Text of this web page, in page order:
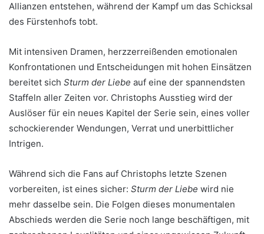
Allianzen entstehen, während der Kampf um das Schicksal
des Fürstenhofs tobt.
Mit intensiven Dramen, herzzerreißenden emotionalen
Konfrontationen und Entscheidungen mit hohen Einsätzen
bereitet sich Sturm der Liebe auf eine der spannendsten
Staffeln aller Zeiten vor. Christophs Ausstieg wird der
Auslöser für ein neues Kapitel der Serie sein, eines voller
schockierender Wendungen, Verrat und unerbittlicher
Intrigen.
Während sich die Fans auf Christophs letzte Szenen
vorbereiten, ist eines sicher: Sturm der Liebe wird nie
mehr dasselbe sein. Die Folgen dieses monumentalen
Abschieds werden die Serie noch lange beschäftigen, mit